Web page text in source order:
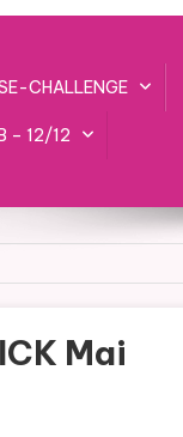
CHALLENGE
– 12/12
Mai